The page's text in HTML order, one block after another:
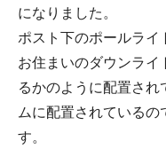
になりました。
ポスト下のポールライ
お住まいのダウンラ
るかのように配置さ
ムに配置されているの
す。